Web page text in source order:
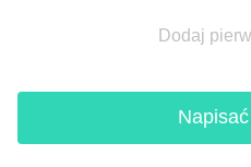
Dodaj